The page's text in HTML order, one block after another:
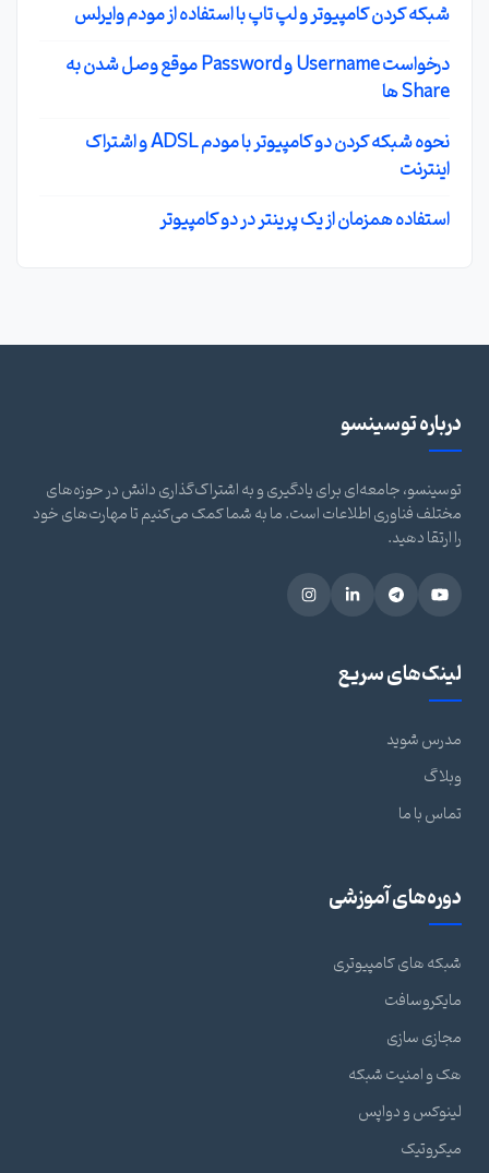
شبکه کردن کامپیوتر و لپ تاپ با استفاده از مودم وایرلس
درخواست Username و Password موقع وصل شدن به
Share ها
نحوه شبکه کردن دو کامپیوتر با مودم ADSL و اشتراک
اینترنت
استفاده همزمان از یک پرینتر در دو کامپیوتر
درباره توسینسو
توسینسو، جامعه‌ای برای یادگیری و به اشتراک‌گذاری دانش در حوزه‌های
مختلف فناوری اطلاعات است. ما به شما کمک می‌کنیم تا مهارت‌های خود
را ارتقا دهید.
لینک‌های سریع
مدرس شوید
وبلاگ
تماس با ما
دوره‌های آموزشی
شبکه های کامپیوتری
مایکروسافت
مجازی سازی
هک و امنیت شبکه
لینوکس و دواپس
میکروتیک